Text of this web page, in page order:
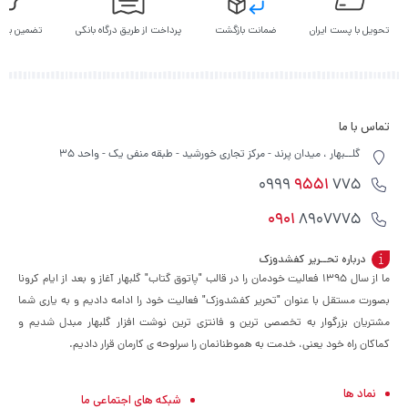
تحویل با پست ایران ضمانت بازگشت پرداخت از طریق درگاه بانکی تضمین
تماس با ما
گلــبهار ، میدان پرند - مرکز تجاری خورشید - طبقه منفی یک - واحد 35
9551775 0999
09018907775
درباره تحــریر کفشدوزک
ما از سال ۱۳۹۵ فعالیت خودمان را در قالب "پاتوق گتاب" گلبهار آغاز و بعد از ایام کرونا
بصورت مستقل با عنوان "تحریر کفشدوزک" فعالیت خود را ادامه دادیم و به یاری شما
مشتریان بزرگوار به تخصصی ترین و فانتزی ترین نوشت افزار گلبهار مبدل شدیم و
کماکان راه خود یعنی، خدمت به هموطنانمان را سرلوحه ی کارمان قرار دادیم.
نماد ها شبکه های اجتماعی ما